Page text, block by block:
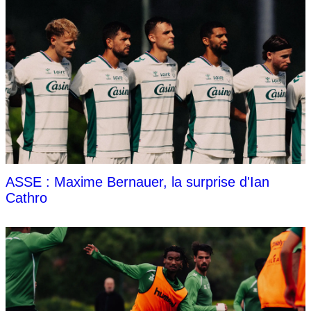
ASSE : Maxime Bernauer, la surprise d'Ian
Cathro